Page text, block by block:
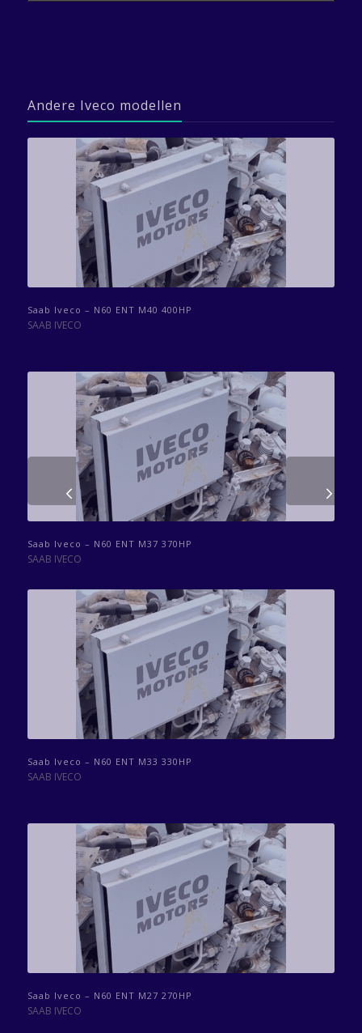
Andere Iveco modellen
Saab Iveco – N60 ENT M40 400HP
SAAB IVECO
Saab Iveco – N60 ENT M37 370HP
SAAB IVECO
Saab Iveco – N60 ENT M33 330HP
SAAB IVECO
Saab Iveco – N60 ENT M27 270HP
SAAB IVECO
Volgende